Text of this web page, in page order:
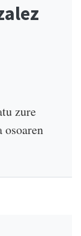
zure
osoaren